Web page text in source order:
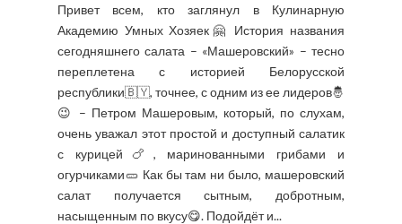
Привет всем, кто заглянул в Кулинарную
Академию Умных Хозяек🤗 История названия
сегодняшнего салата – «Машеровский» – тесно
переплетена с историей Белорусской
республики🇧🇾, точнее, с одним из ее лидеров🤴
😉 – Петром Машеровым, который, по слухам,
очень уважал этот простой и доступный салатик
с курицей🍗, маринованными грибами и
огурчиками🥒 Как бы там ни было, машеровский
салат получается сытным, добротным,
насыщенным по вкусу😋. Подойдёт и...